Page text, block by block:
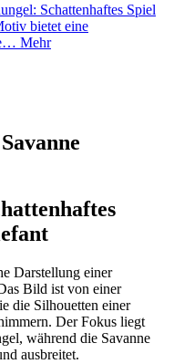
Schattenhaftes Spiel
bietet eine
Mehr
Darstellung einer
Bild ist von einer
die Silhouetten einer
Der Fokus liegt
während die Savanne
ausbreitet.